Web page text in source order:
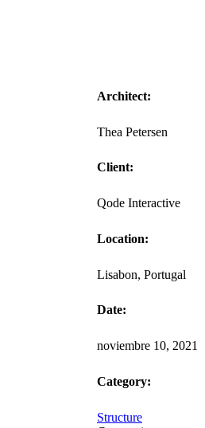
Architect:
Thea Petersen
Client:
Qode Interactive
Location:
Lisabon, Portugal
Date:
noviembre 10, 2021
Category:
Structure